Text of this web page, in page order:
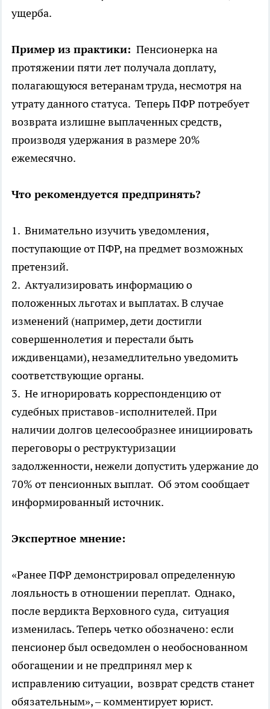
ущерба.
Пример из практики: Пенсионерка на
протяжении пяти лет получала доплату,
полагающуюся ветеранам труда, несмотря на
утрату данного статуса. Теперь ПФР потребует
возврата излишне выплаченных средств,
производя удержания в размере 20%
ежемесячно.
Что рекомендуется предпринять?
1. Внимательно изучить уведомления,
поступающие от ПФР, на предмет возможных
претензий.
2. Актуализировать информацию о
положенных льготах и выплатах. В случае
изменений (например, дети достигли
совершеннолетия и перестали быть
иждивенцами), незамедлительно уведомить
соответствующие органы.
3. Не игнорировать корреспонденцию от
судебных приставов-исполнителей. При
наличии долгов целесообразнее инициировать
переговоры о реструктуризации
задолженности, нежели допустить удержание до
70% от пенсионных выплат. Об этом сообщает
информированный источник.
Экспертное мнение:
«Ранее ПФР демонстрировал определенную
лояльность в отношении переплат. Однако,
после вердикта Верховного суда, ситуация
изменилась. Теперь четко обозначено: если
пенсионер был осведомлен о необоснованном
обогащении и не предпринял мер к
исправлению ситуации, возврат средств станет
обязательным», – комментирует юрист.